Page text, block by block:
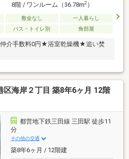
8階 / ワンルーム（36.78m2）
敷金なし
一人暮らし
バス・トイレ別 角部屋
介手数料0円★浴室乾燥機★追い焚
区海岸２丁目 築8年6ヶ月 12階
都営地下鉄三田線 三田駅 徒歩11
分
その他の交通
築8年6ヶ月 / 12階建